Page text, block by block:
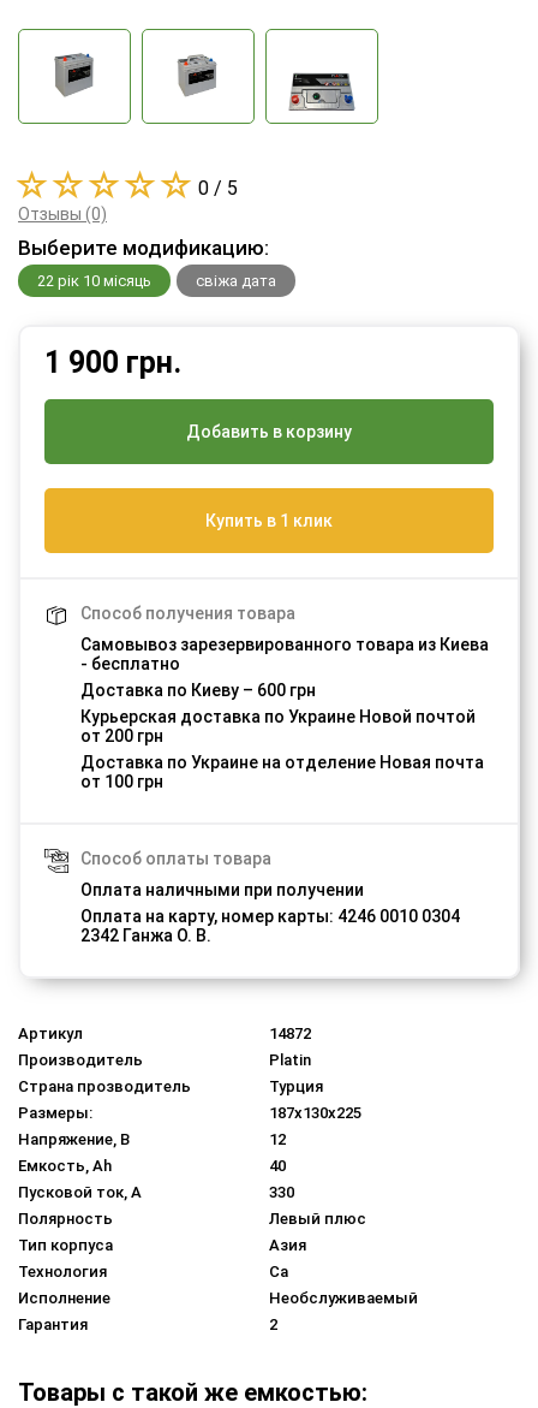
1 900 грн.
Добавить в корзину
Купить в 1 клик
Способ получения товара
Самовывоз зарезервированного товара из Киева
- бесплатно
Доставка по Киеву – 600 грн
Курьерская доставка по Украине Новой почтой
от 200 грн
Доставка по Украине на отделение Новая почта
от 100 грн
Способ оплаты товара
Оплата наличными при получении
Оплата на карту, номер карты: 4246 0010 0304
2342 Ганжа О. В.
0 / 5
Отзывы (0)
Выберите модификацию:
22 рік 10 місяць свіжа дата
Артикул
14872
Производитель
Platin
Страна прозводитель
Турция
Размеры:
187x130x225
Напряжение, В
12
Емкость, Ah
40
Пусковой ток, A
330
Полярность
Левый плюс
Тип корпуса
Азия
Технология
Ca
Исполнение
Необслуживаемый
Гарантия
2
Товары с такой же емкостью: